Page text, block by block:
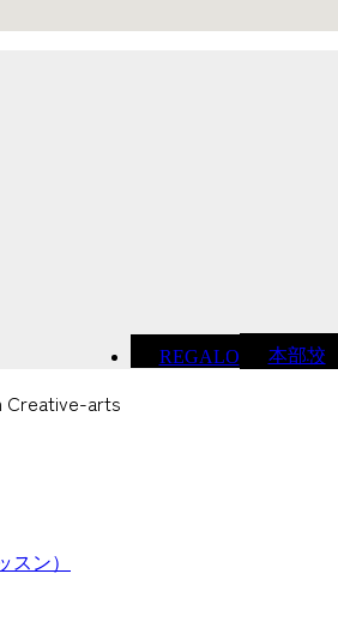
REGALO 本部校
Creative-arts
スン）